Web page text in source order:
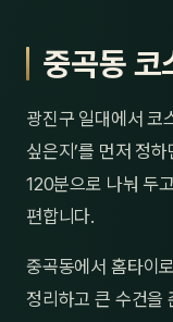
중곡동 코
광진구 일대에서 코
싶은지’를 먼저 정
120분으로 나눠 두
편합니다.
중곡동에서 홈타이
정리하고 큰 수건을